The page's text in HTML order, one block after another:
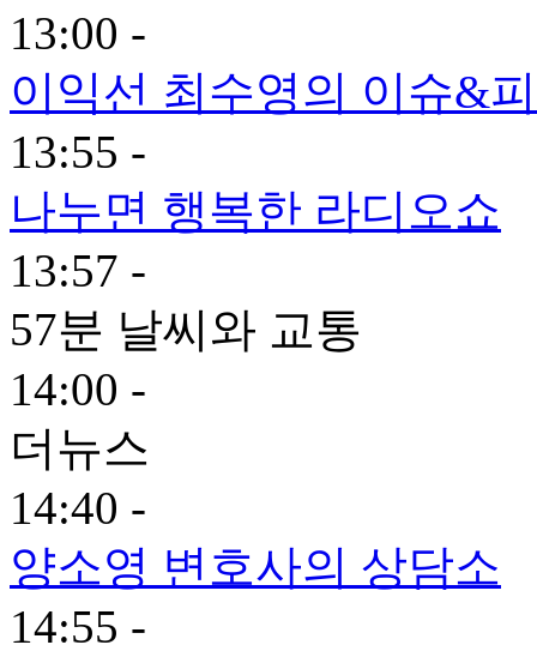
13:00 -
이익선 최수영의 이슈&
13:55 -
나누면 행복한 라디오쇼
13:57 -
57분 날씨와 교통
14:00 -
더뉴스
14:40 -
양소영 변호사의 상담소
14:55 -